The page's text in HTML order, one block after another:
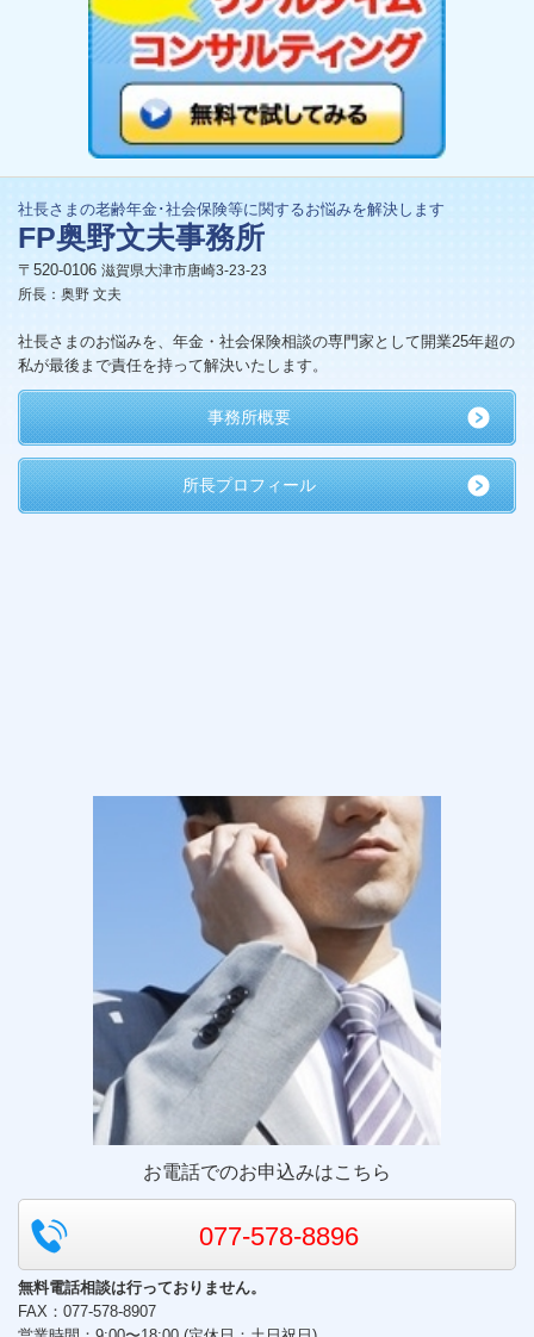
社長さまの老齢年金･社会保険等に関するお悩みを解決します
FP奥野文夫事務所
〒520-0106 滋賀県大津市唐崎3-23-23
所長：奥野 文夫
社長さまのお悩みを、年金・社会保険相談の専門家として開業25年超の
私が最後まで責任を持って解決いたします。
事務所概要
所長プロフィール
お電話でのお申込みはこちら
077-578-8896
無料電話相談は行っておりません。
FAX：077-578-8907